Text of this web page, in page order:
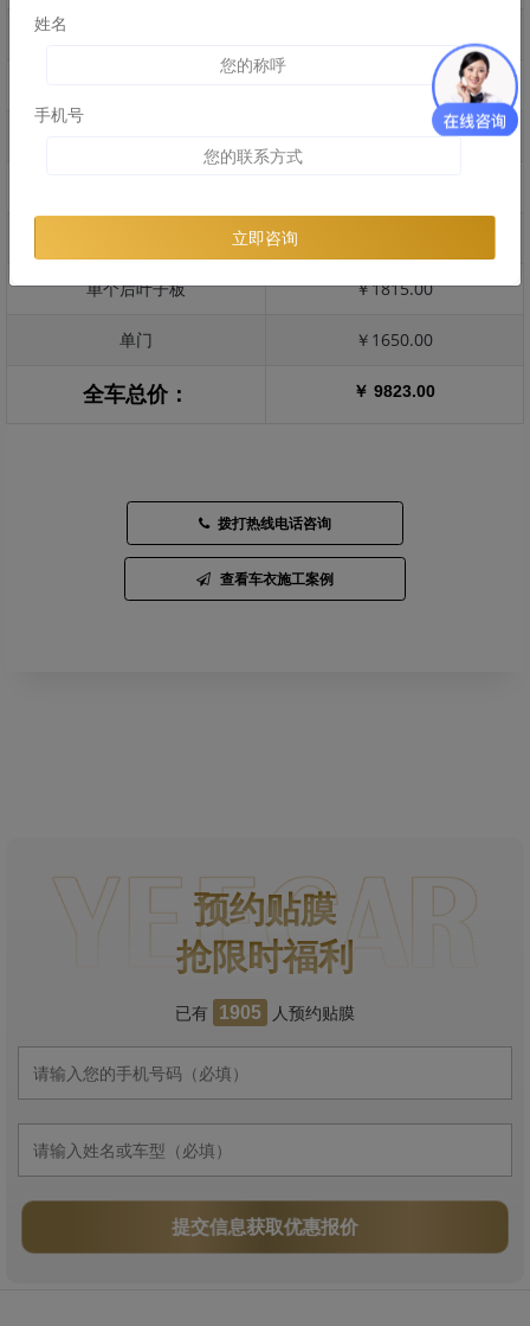
￥2204.00
￥1000.00
单个后叶子板 ￥1815.00
单门 ￥1650.00
全车总价： ￥ 9823.00
拨打热线电话咨询
查看车衣施工案例
预约贴膜
抢限时福利
已有 1905 人预约贴膜
提交信息获取优惠报价
姓名
手机号
立即咨询